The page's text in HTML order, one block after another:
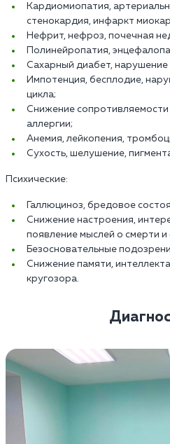
Кардиомиопатия,
стенокардия, инфаркт
Нефрит, нефроз, почечная
Полинейропатия,
Сахарный диабет,
Импотенция, бесплодие,
цикла;
Снижение сопротивляемости
аллергии;
Анемия, лейкопения,
Сухость, шелушение,
Психические:
Галлюциноз, бредовое
Снижение настроения,
появление мыслей о смерти и
Безосновательные
Снижение памяти,
кругозора.